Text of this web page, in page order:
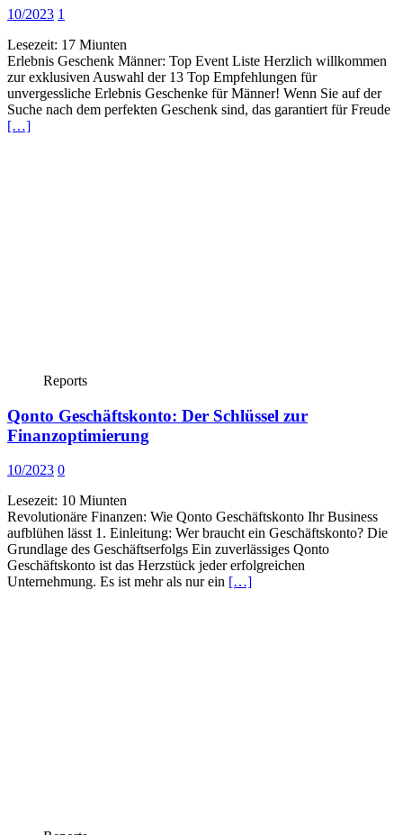
10/2023 1
Lesezeit: 17 Miunten
Erlebnis Geschenk Männer: Top Event Liste Herzlich willkommen
zur exklusiven Auswahl der 13 Top Empfehlungen für
unvergessliche Erlebnis Geschenke für Männer! Wenn Sie auf der
Suche nach dem perfekten Geschenk sind, das garantiert für Freude
[…]
Reports
Qonto Geschäftskonto: Der Schlüssel zur
Finanzoptimierung
10/2023 0
Lesezeit: 10 Miunten
Revolutionäre Finanzen: Wie Qonto Geschäftskonto Ihr Business
aufblühen lässt 1. Einleitung: Wer braucht ein Geschäftskonto? Die
Grundlage des Geschäftserfolgs Ein zuverlässiges Qonto
Geschäftskonto ist das Herzstück jeder erfolgreichen
Unternehmung. Es ist mehr als nur ein […]